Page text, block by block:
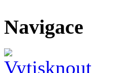
Navigace